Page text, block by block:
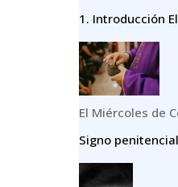
1.⁠ ⁠Introducción
El Miércoles de
Signo